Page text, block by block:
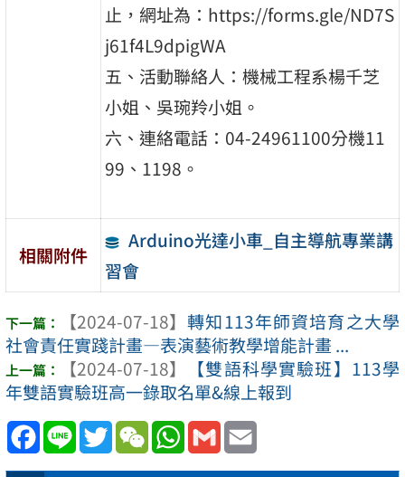
止，網址為：https://forms.gle/ND7S
j61f4L9dpigWA
五、活動聯絡人：機械工程系楊千芝
小姐、吳琬羚小姐。
六、連絡電話：04-24961100分機11
99、1198。
相關附件
Arduino光達小車_自主導航專業講
習會
【2024-07-18】 轉知113年師資培育之大學
社會責任實踐計畫—表演藝術教學增能計畫 ...
【2024-07-18】
【雙語科學實驗班】113學
年雙語實驗班高一錄取名單&線上報到
Facebook
Line TwitterWeChatWhatsApp
Gmail